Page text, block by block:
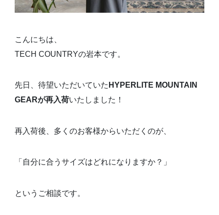
こんにちは、
TECH COUNTRYの岩本です。
先日、待望いただいていた HYPERLITE MOUNTAIN
GEARが再入荷いたしました！
再入荷後、多くのお客様からいただくのが、
「自分に合うサイズはどれになりますか？」
というご相談です。